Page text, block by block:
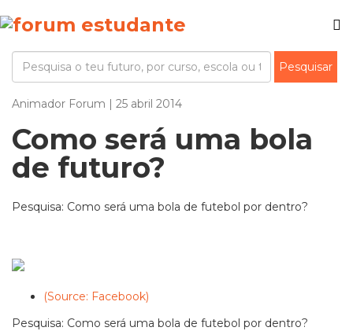
Animador Forum | 25 abril 2014
Como será uma bola
de futuro?
Pesquisa: Como será uma bola de futebol por dentro?
(Source: Facebook)
Pesquisa: Como será uma bola de futebol por dentro?